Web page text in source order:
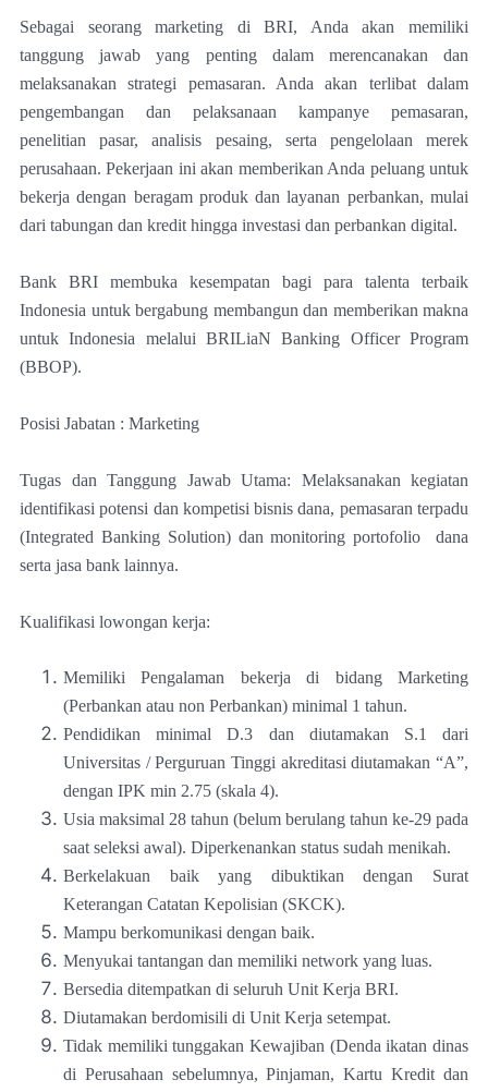
Sebagai seorang marketing di BRI, Anda akan memiliki
tanggung jawab yang penting dalam merencanakan dan
melaksanakan strategi pemasaran. Anda akan terlibat dalam
pengembangan dan pelaksanaan kampanye pemasaran,
penelitian pasar, analisis pesaing, serta pengelolaan merek
perusahaan. Pekerjaan ini akan memberikan Anda peluang untuk
bekerja dengan beragam produk dan layanan perbankan, mulai
dari tabungan dan kredit hingga investasi dan perbankan digital.
Bank BRI membuka kesempatan bagi para talenta terbaik
Indonesia untuk bergabung membangun dan memberikan makna
untuk Indonesia melalui BRILiaN Banking Officer Program
(BBOP).
Posisi Jabatan : Marketing
Tugas dan Tanggung Jawab Utama: Melaksanakan kegiatan
identifikasi potensi dan kompetisi bisnis dana, pemasaran terpadu
(Integrated Banking Solution) dan monitoring portofolio dana
serta jasa bank lainnya.
Kualifikasi lowongan kerja:
Memiliki Pengalaman bekerja di bidang Marketing
(Perbankan atau non Perbankan) minimal 1 tahun.
Pendidikan minimal D.3 dan diutamakan S.1 dari
Universitas / Perguruan Tinggi akreditasi diutamakan “A”,
dengan IPK min 2.75 (skala 4).
Usia maksimal 28 tahun (belum berulang tahun ke-29 pada
saat seleksi awal). Diperkenankan status sudah menikah.
Berkelakuan baik yang dibuktikan dengan Surat
Keterangan Catatan Kepolisian (SKCK).
Mampu berkomunikasi dengan baik.
Menyukai tantangan dan memiliki network yang luas.
Bersedia ditempatkan di seluruh Unit Kerja BRI.
Diutamakan berdomisili di Unit Kerja setempat.
Tidak memiliki tunggakan Kewajiban (Denda ikatan dinas
di Perusahaan sebelumnya, Pinjaman, Kartu Kredit dan